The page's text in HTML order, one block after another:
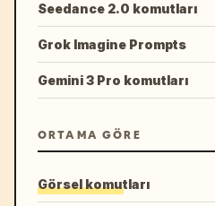
Seedance 2.0 komutları
Grok Imagine Prompts
Gemini 3 Pro komutları
ORTAMA GÖRE
Görsel komutları